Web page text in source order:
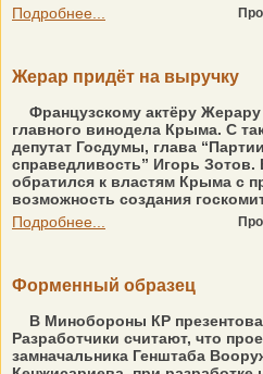
Подробнее...
Жерар придёт на выручку
Французскому актёру
главного винодела Крыма. С
депутат Госдумы, глава
справедливость” Игорь Зотов.
обратился к властям Крыма с
возможность создания
Подробнее...
Форменный образец
В Минобороны КР
Разработчики считают, что
замначальника Генштаба